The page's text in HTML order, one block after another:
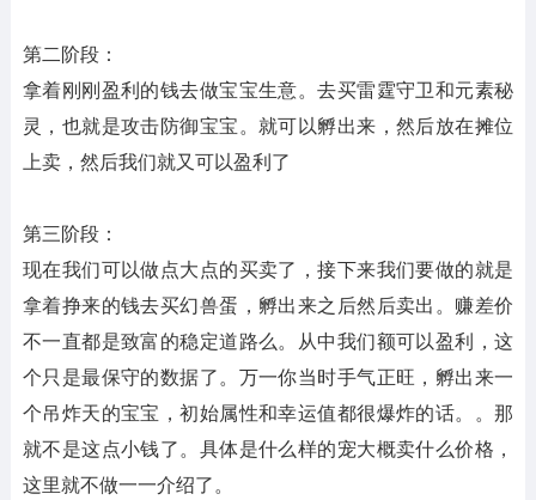
第二阶段：
拿着刚刚盈利的钱去做宝宝生意。去买雷霆守卫和元素秘
灵，也就是攻击防御宝宝。就可以孵出来，然后放在摊位
上卖，然后我们就又可以盈利了
第三阶段：
现在我们可以做点大点的买卖了，接下来我们要做的就是
拿着挣来的钱去买幻兽蛋，孵出来之后然后卖出。赚差价
不一直都是致富的稳定道路么。从中我们额可以盈利，这
个只是最保守的数据了。万一你当时手气正旺，孵出来一
个吊炸天的宝宝，初始属性和幸运值都很爆炸的话。。那
就不是这点小钱了。具体是什么样的宠大概卖什么价格，
这里就不做一一介绍了。